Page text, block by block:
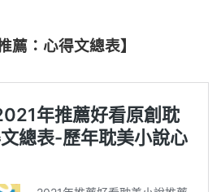
薦：心得文總表】